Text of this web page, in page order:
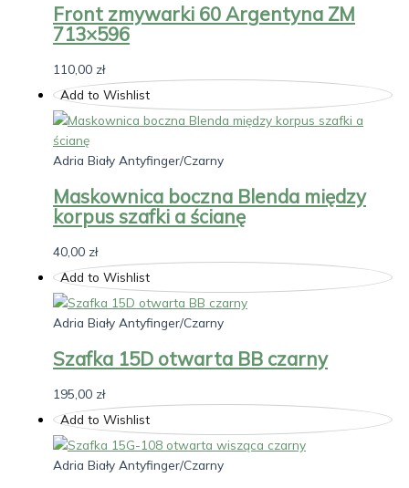
Front zmywarki 60 Argentyna ZM
713×596
110,00 zł
Add to Wishlist
Adria Biały Antyfinger/Czarny
Maskownica boczna Blenda między
korpus szafki a ścianę
40,00 zł
Add to Wishlist
Adria Biały Antyfinger/Czarny
Szafka 15D otwarta BB czarny
195,00 zł
Add to Wishlist
Adria Biały Antyfinger/Czarny